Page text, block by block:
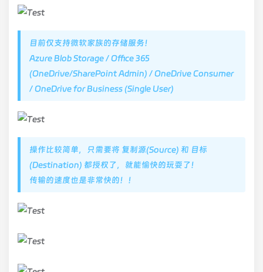
目前仅支持微软家族的存储服务！
Azure Blob Storage / Office 365
(OneDrive/SharePoint Admin) / OneDrive Consumer
/ OneDrive for Business (Single User)
操作比较简单，只需要将 复制源(Source) 和 目标
(Destination) 都授权了，就能愉快的玩耍了！
传输的速度也是非常快的！！